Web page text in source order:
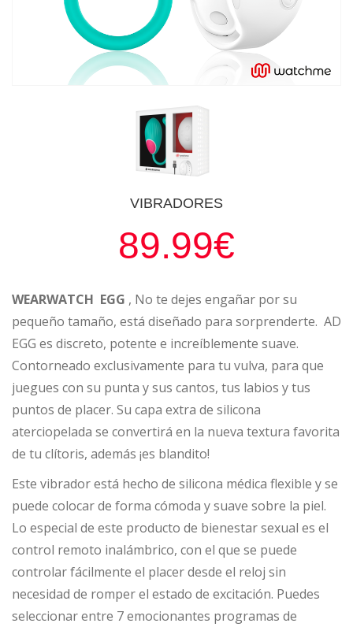
VIBRADORES
89.99€
WEARWATCH EGG , No te dejes engañar por su
pequeño tamaño, está diseñado para sorprenderte. AD
EGG es discreto, potente e increíblemente suave.
Contorneado exclusivamente para tu vulva, para que
juegues con su punta y sus cantos, tus labios y tus
puntos de placer. Su capa extra de silicona
aterciopelada se convertirá en la nueva textura favorita
de tu clítoris, además ¡es blandito!
Este vibrador está hecho de silicona médica flexible y se
puede colocar de forma cómoda y suave sobre la piel.
Lo especial de este producto de bienestar sexual es el
control remoto inalámbrico, con el que se puede
controlar fácilmente el placer desde el reloj sin
necesidad de romper el estado de excitación. Puedes
seleccionar entre 7 emocionantes programas de